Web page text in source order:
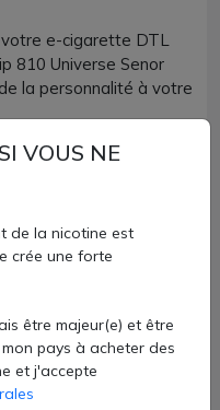
votre e-cigarette DTL
810 Universe Senor
la personnalité à votre
sera idéalement
court.
les clearomiseurs ou
un drip tip de
spatial !
chez AZVape avec 5
VOUS NE
de la nicotine est
crée une forte
être majeur(e) et être
pays à acheter des
et j'accepte